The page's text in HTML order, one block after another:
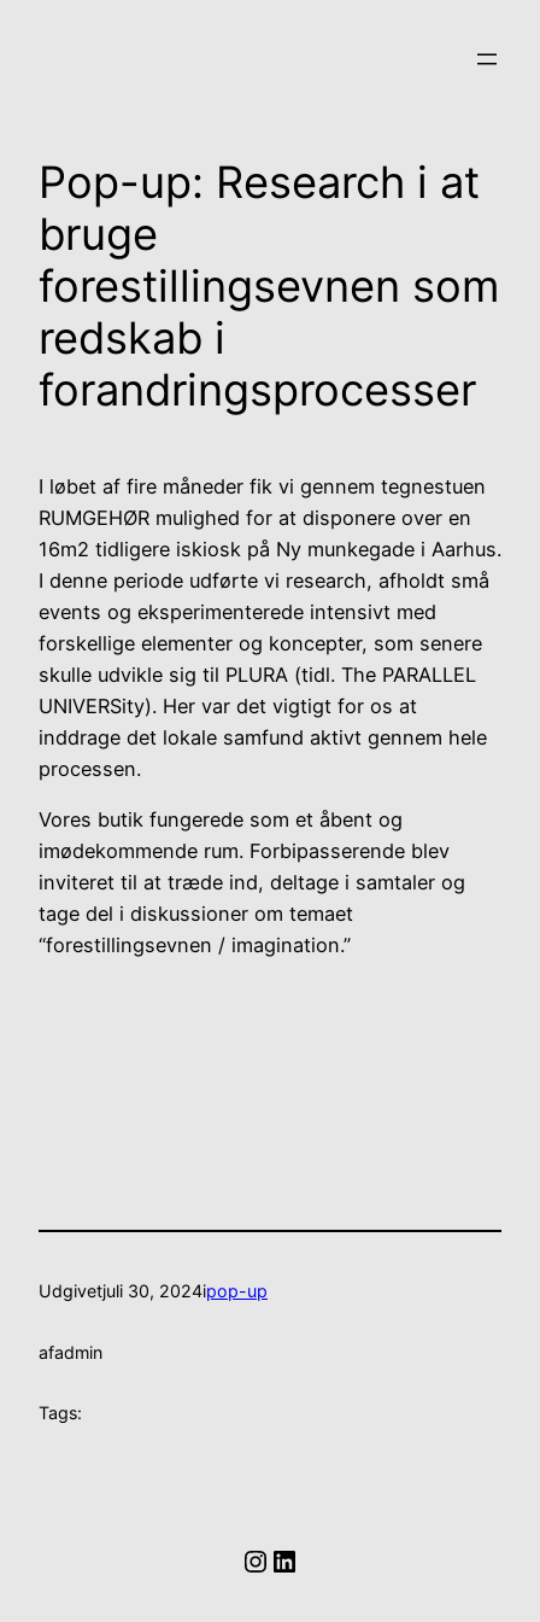
Pop-up: Research i at
bruge
forestillingsevnen som
redskab i
forandringsprocesser
I løbet af fire måneder fik vi gennem tegnestuen
RUMGEHØR mulighed for at disponere over en
16m2 tidligere iskiosk på Ny munkegade i Aarhus.
I denne periode udførte vi research, afholdt små
events og eksperimenterede intensivt med
forskellige elementer og koncepter, som senere
skulle udvikle sig til PLURA (tidl. The PARALLEL
UNIVERSity). Her var det vigtigt for os at
inddrage det lokale samfund aktivt gennem hele
processen.
Vores butik fungerede som et åbent og
imødekommende rum. Forbipasserende blev
inviteret til at træde ind, deltage i samtaler og
tage del i diskussioner om temaet
“forestillingsevnen / imagination.”
Udgivetjuli 30, 2024ipop-up
afadmin
Tags:
Instagram
LinkedIn